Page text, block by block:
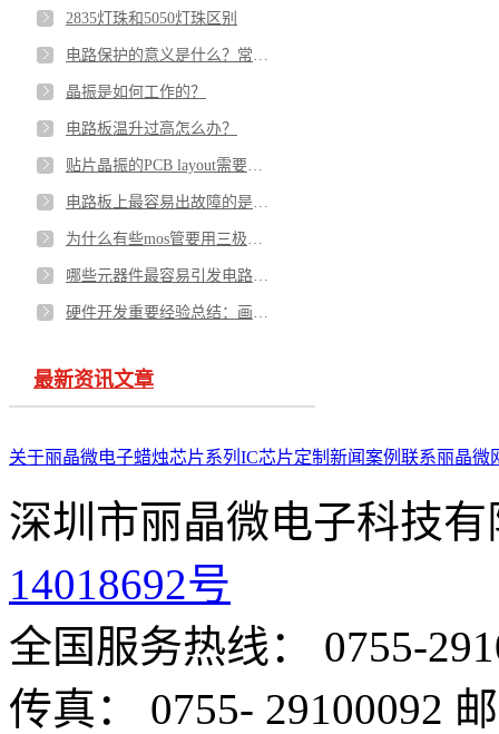
2835灯珠和5050灯珠区别
晶振是如何工作的？
电路板温升过高怎么办？
最新资讯文章
关于丽晶微电子蜡烛芯片系列 IC芯片定制 新闻案例 联系丽晶微
深圳市丽晶微电子科技
14018692号
全国服务热线： 0755-
传真： 0755- 29100092